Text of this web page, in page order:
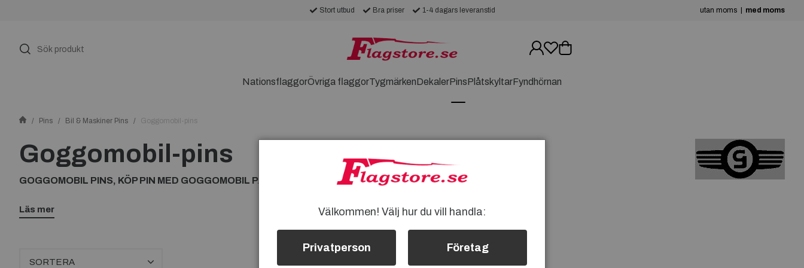
utan moms med moms
Stort utbud Bra priser 1-4 dagars leveranstid
NationsflaggorÖvriga flaggorTygmärkenDekalerPinsPlåtskyltarFyndhörnan
Pins Bil & Maskiner Pins Goggomobil-pins
Goggomobil-pins
GOGGOMOBIL PINS, KÖP PIN MED GOGGOMOBIL PÅ
Läs mer
SORTERA
Välkommen! Välj hur du vill handla:
Privatperson Företag